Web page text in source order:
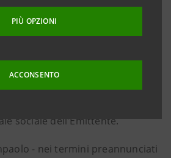
PIÙ OPZIONI
ACCONSENTO
10 marzo 2008 al 1° aprile
sociale dell'Emittente.
- nei termini preannunciati